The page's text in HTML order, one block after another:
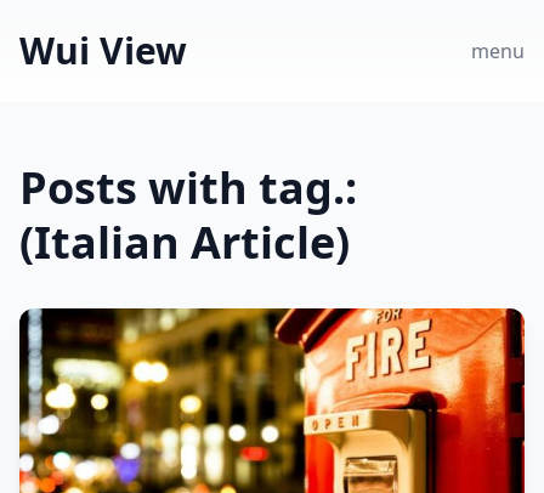
Wui View menu
Posts with tag.:
(Italian Article)